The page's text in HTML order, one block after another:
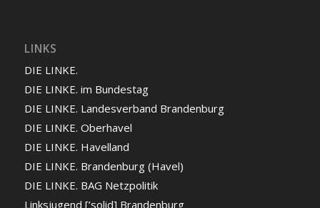
LINKS
DIE LINKE.
DIE LINKE. im Bundestag
DIE LINKE. Landesverband Brandenburg
DIE LINKE. Oberhavel
DIE LINKE. Havelland
DIE LINKE. Brandenburg (Havel)
DIE LINKE. BAG Netzpolitik
Linksjugend [’solid] Brandenburg